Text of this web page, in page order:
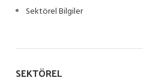
Sektörel Bilgiler
SEKTÖREL